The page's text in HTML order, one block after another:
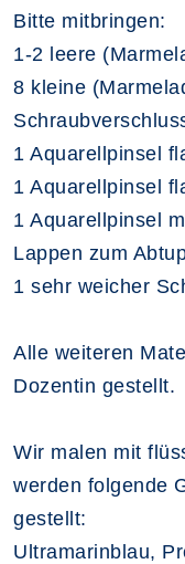
Bitte mitbringen:
1-2 leere
8 kleine
1 Aquarellpinsel
1 Aquarellpinsel
1 Aquarellpinsel
Lappen zum
1 sehr weicher
Alle weiteren
Dozentin gestellt.
Wir malen mit
werden folgende
gestellt:
Ultramarinblau,